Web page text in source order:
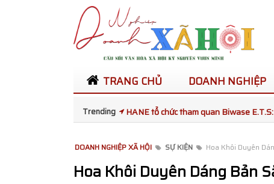
TRANG CHỦ DOANH NGHIỆP
Trending
Bùi Lan Anh đăng quang Hoa khôi
được đưa ra Trường Sa giai đoạn 2024-
DOANH NGHIỆP XÃ HỘI SỰ KIỆN Hoa Khôi Duyên
Hoa Khôi Duyên Dáng Bản